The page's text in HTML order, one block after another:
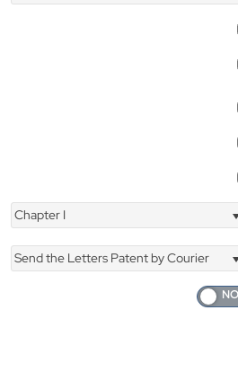
Chapter I
Send the Letters Patent by Courier